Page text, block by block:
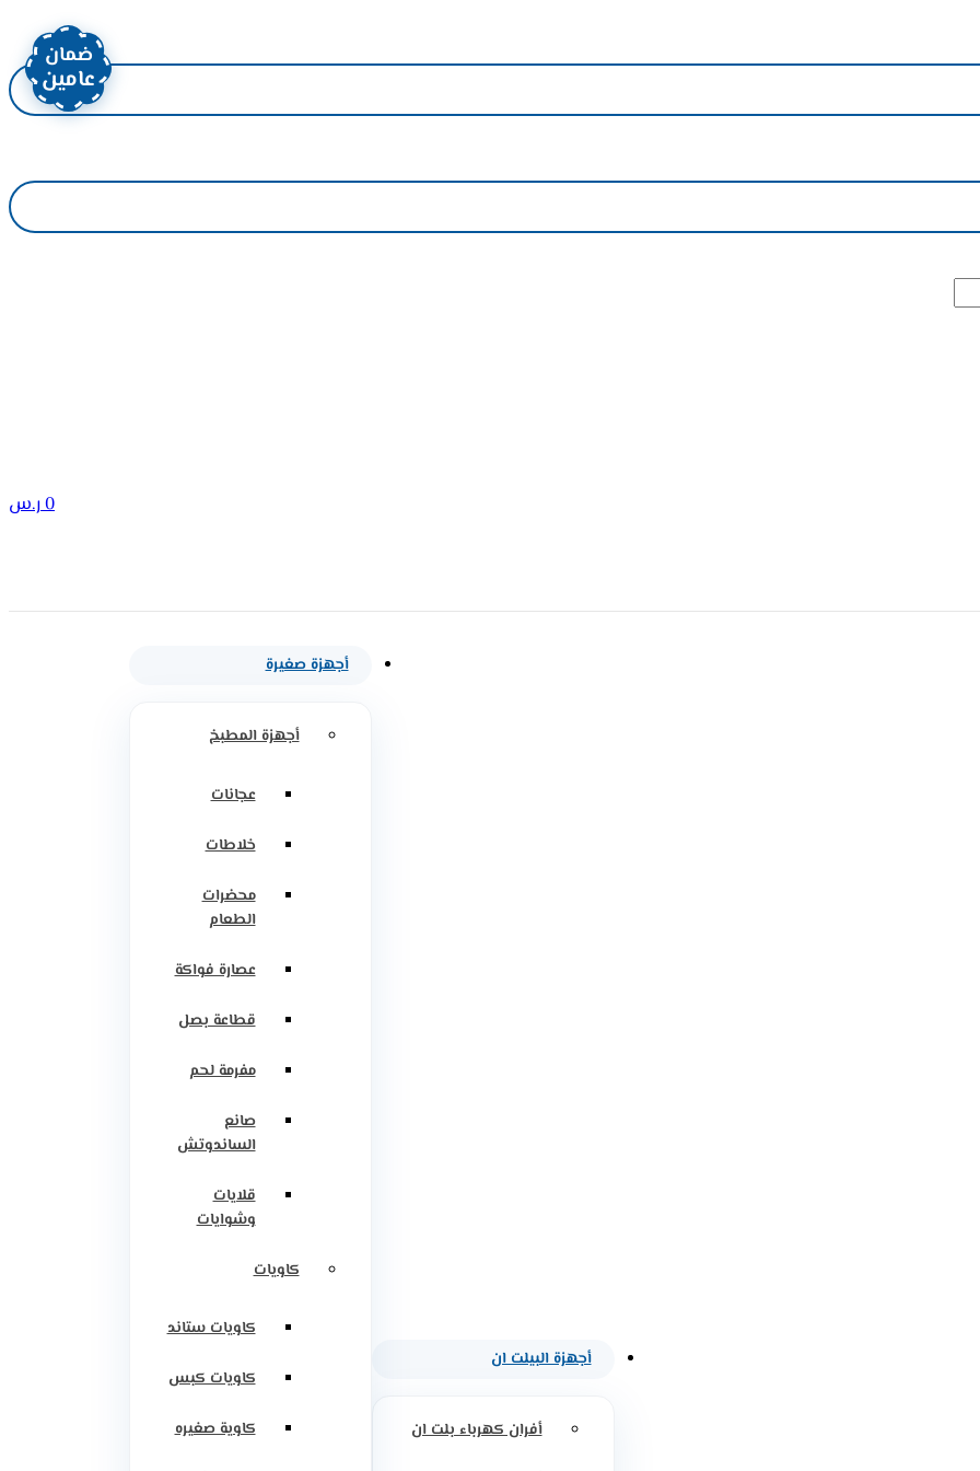
0ر.س
أجهزة البيلت ان
أفران كهرباء بلت ان
أجهزة صغيرة
أجهزة المطبخ
عجانات
خلاطات
محضرات
الطعام
عصارة فواكة
قطاعة بصل
مفرمة لحم
صانع
الساندوتش
قلايات
وشوايات
كاويات
كاويات ستاند
كاويات كبس
كاوية صغيره
ضمان
عامين